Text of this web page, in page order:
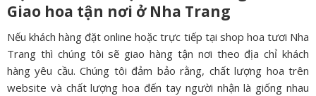
Giao hoa tận nơi ở Nha Trang
Nếu khách hàng đặt online hoặc trực tiếp tại shop hoa tươi Nha
Trang thì chúng tôi sẽ giao hàng tận nơi theo địa chỉ khách
hàng yêu cầu. Chúng tôi đảm bảo rằng, chất lượng hoa trên
website và chất lượng hoa đến tay người nhận là giống nhau